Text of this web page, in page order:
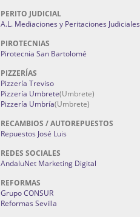
PERITO JUDICIAL
A.L. Mediaciones y Peritaciones Judiciales
PIROTECNIAS
Pirotecnia San Bartolomé
PIZZERÍAS
Pizzería Treviso
Pizzería Umbrete(Umbrete)
Pizzería Umbría(Umbrete)
RECAMBIOS / AUTOREPUESTOS
Repuestos José Luis
REDES SOCIALES
AndaluNet Marketing Digital
REFORMAS
Grupo CONSUR
Reformas Sevilla